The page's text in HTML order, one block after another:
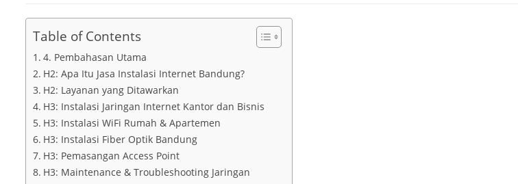
Table of Contents
4. Pembahasan Utama
H2: Apa Itu Jasa Instalasi Internet Bandung?
H2: Layanan yang Ditawarkan
H3: Instalasi Jaringan Internet Kantor dan Bisnis
H3: Instalasi WiFi Rumah & Apartemen
H3: Instalasi Fiber Optik Bandung
H3: Pemasangan Access Point
H3: Maintenance & Troubleshooting Jaringan